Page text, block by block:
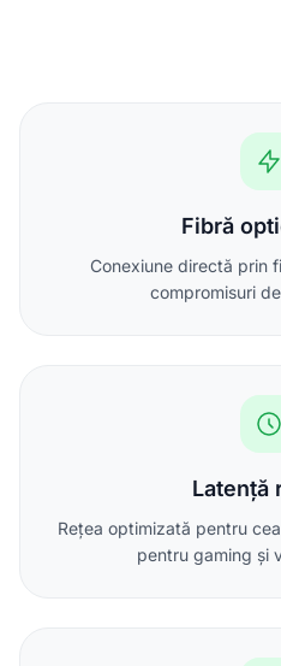
Fibră
Conexiune directă prin
compromisuri
Latență
Rețea optimizată pentru
pentru gaming și